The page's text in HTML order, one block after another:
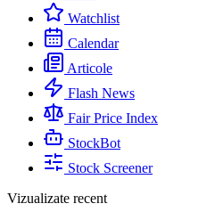
Watchlist
Calendar
Articole
Flash News
Fair Price Index
StockBot
Stock Screener
Vizualizate recent